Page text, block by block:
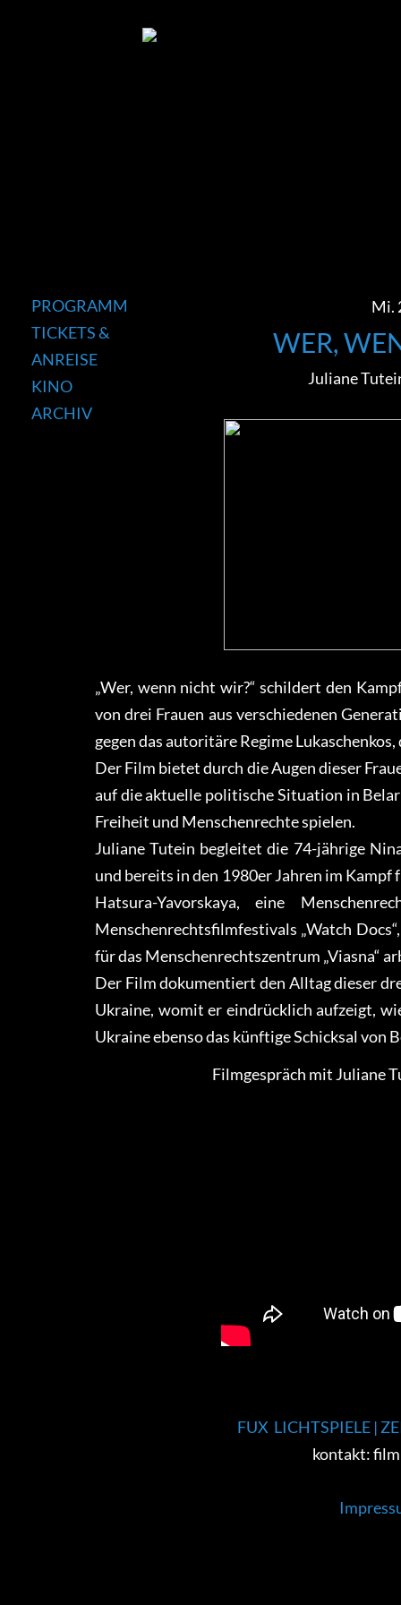
PROGRAMM
TICKETS &
ANREISE
KINO
ARCHIV
Mi.
WER,
Juliane
„Wer, wenn nicht wir?“ schildert den
von drei Frauen aus verschiedenen
gegen das autoritäre Regime
Der Film bietet durch die Augen dieser
auf die aktuelle politische Situation in
Freiheit und Menschenrechte spielen.
Juliane Tutein begleitet die 74-jährige
und bereits in den 1980er Jahren im
Hatsura-Yavorskaya, eine
Menschenrechtsfilmfestivals „Watch
für das Menschenrechtszentrum „Viasna“
Der Film dokumentiert den Alltag dieser
Ukraine, womit er eindrücklich aufzeigt,
Ukraine ebenso das künftige Schicksal von
Filmgespräch mit Juliane
FUX LICHTSPIELE |
kontakt: